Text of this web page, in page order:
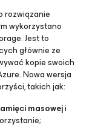
rozwiązanie
wykorzystano
Jest to
głównie ze
kopie swoich
Nowa wersja
takich jak:
masoweji